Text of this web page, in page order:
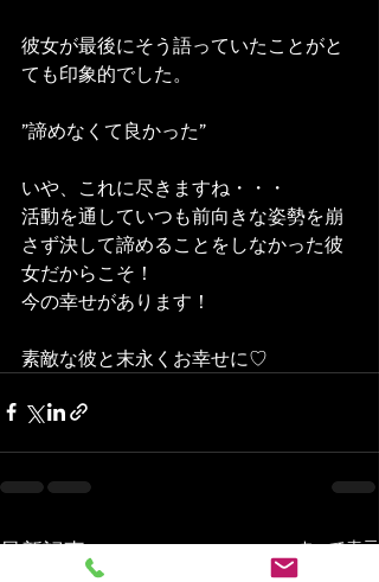
彼女が最後にそう語っていたことがと
ても印象的でした。
”諦めなくて良かった”
いや、これに尽きますね・・・
活動を通していつも前向きな姿勢を崩
さず決して諦めることをしなかった彼
女だからこそ！
今の幸せがあります！
素敵な彼と末永くお幸せに♡
最新記事 すべて表示